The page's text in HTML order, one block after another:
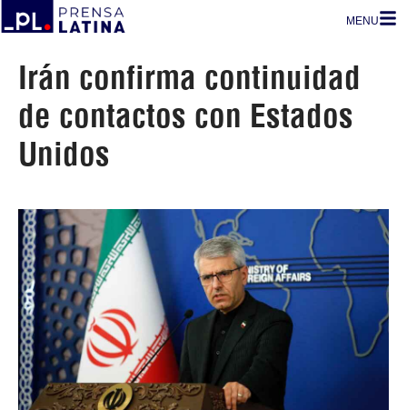
MENU
Irán confirma continuidad
de contactos con Estados
Unidos